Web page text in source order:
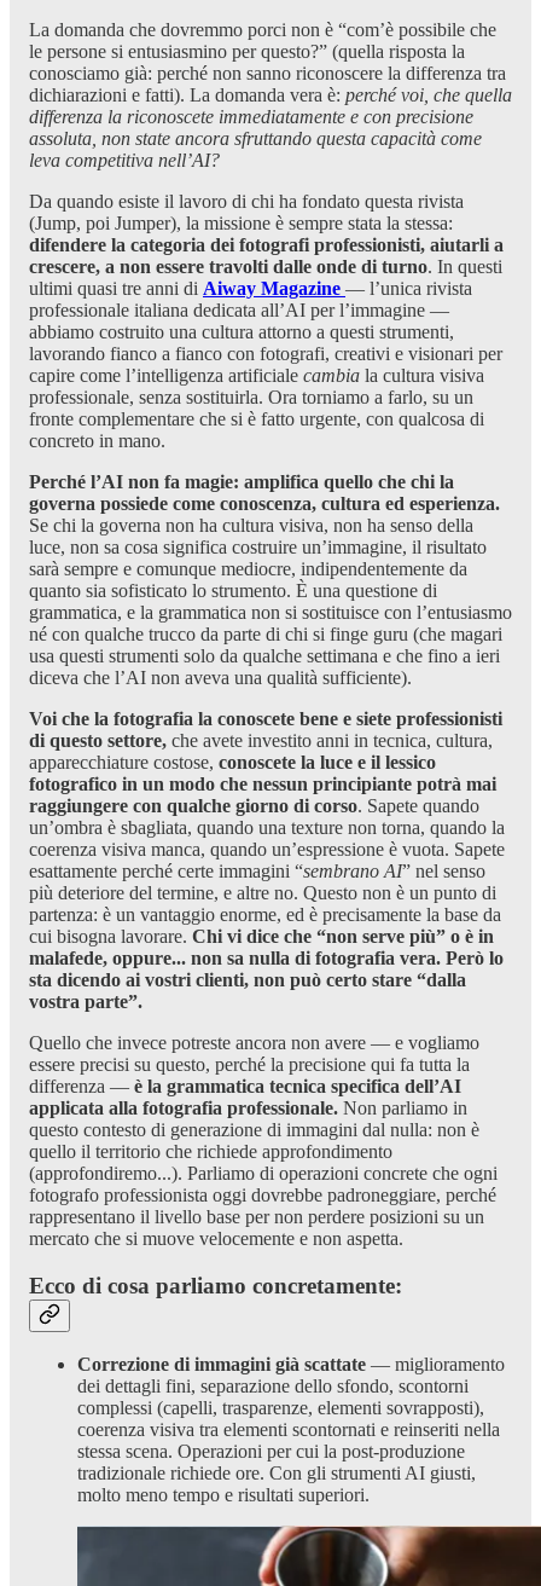
La domanda che dovremmo porci non è “com’è possibile che
le persone si entusiasmino per questo?” (quella risposta la
conosciamo già: perché non sanno riconoscere la differenza tra
dichiarazioni e fatti). La domanda vera è: perché voi, che quella
differenza la riconoscete immediatamente e con precisione
assoluta, non state ancora sfruttando questa capacità come
leva competitiva nell’AI?
Da quando esiste il lavoro di chi ha fondato questa rivista
(Jump, poi Jumper), la missione è sempre stata la stessa:
difendere la categoria dei fotografi professionisti, aiutarli a
crescere, a non essere travolti dalle onde di turno. In questi
ultimi quasi tre anni di Aiway Magazine — l’unica rivista
professionale italiana dedicata all’AI per l’immagine —
abbiamo costruito una cultura attorno a questi strumenti,
lavorando fianco a fianco con fotografi, creativi e visionari per
capire come l’intelligenza artificiale cambia la cultura visiva
professionale, senza sostituirla. Ora torniamo a farlo, su un
fronte complementare che si è fatto urgente, con qualcosa di
concreto in mano.
Perché l’AI non fa magie: amplifica quello che chi la
governa possiede come conoscenza, cultura ed esperienza.
Se chi la governa non ha cultura visiva, non ha senso della
luce, non sa cosa significa costruire un’immagine, il risultato
sarà sempre e comunque mediocre, indipendentemente da
quanto sia sofisticato lo strumento. È una questione di
grammatica, e la grammatica non si sostituisce con l’entusiasmo
né con qualche trucco da parte di chi si finge guru (che magari
usa questi strumenti solo da qualche settimana e che fino a ieri
diceva che l’AI non aveva una qualità sufficiente).
Voi che la fotografia la conoscete bene e siete professionisti
di questo settore, che avete investito anni in tecnica, cultura,
apparecchiature costose, conoscete la luce e il lessico
fotografico in un modo che nessun principiante potrà mai
raggiungere con qualche giorno di corso. Sapete quando
un’ombra è sbagliata, quando una texture non torna, quando la
coerenza visiva manca, quando un’espressione è vuota. Sapete
esattamente perché certe immagini “sembrano AI” nel senso
più deteriore del termine, e altre no. Questo non è un punto di
partenza: è un vantaggio enorme, ed è precisamente la base da
cui bisogna lavorare. Chi vi dice che “non serve più” o è in
malafede, oppure... non sa nulla di fotografia vera. Però lo
sta dicendo ai vostri clienti, non può certo stare “dalla
vostra parte”.
Quello che invece potreste ancora non avere — e vogliamo
essere precisi su questo, perché la precisione qui fa tutta la
differenza — è la grammatica tecnica specifica dell’AI
applicata alla fotografia professionale. Non parliamo in
questo contesto di generazione di immagini dal nulla: non è
quello il territorio che richiede approfondimento
(approfondiremo...). Parliamo di operazioni concrete che ogni
fotografo professionista oggi dovrebbe padroneggiare, perché
rappresentano il livello base per non perdere posizioni su un
mercato che si muove velocemente e non aspetta.
Ecco di cosa parliamo concretamente:
Correzione di immagini già scattate — miglioramento
dei dettagli fini, separazione dello sfondo, scontorni
complessi (capelli, trasparenze, elementi sovrapposti),
coerenza visiva tra elementi scontornati e reinseriti nella
stessa scena. Operazioni per cui la post-produzione
tradizionale richiede ore. Con gli strumenti AI giusti,
molto meno tempo e risultati superiori.